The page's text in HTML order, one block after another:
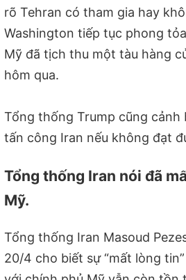
rõ Tehran có tham gia hay
Washington tiếp tục phong
Mỹ đã tịch thu một tàu hàng
hôm qua.
Tổng thống Trump cũng cảnh
tấn công Iran nếu không đạt
Tổng thống Iran nói đã
Mỹ.
Tổng thống Iran Masoud
20/4 cho biết sự “mất lòng